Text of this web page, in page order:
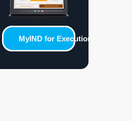
MyIND for Execution